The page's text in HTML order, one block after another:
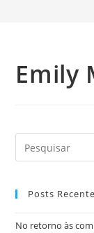
Emily
Posts
No retorno às